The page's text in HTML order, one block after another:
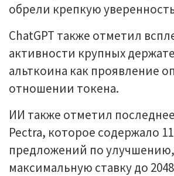
обрели крепкую
ChatGPT также отметил
активности крупных
альткоина как проявление
отношении токена.
ИИ также отметил
Pectra, которое содержало 11
предложений по
максимальную ставку до